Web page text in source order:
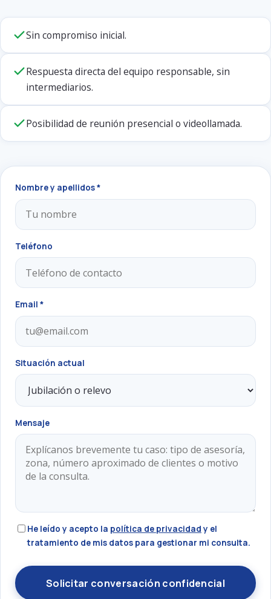
Sin compromiso inicial.
Respuesta directa del equipo responsable, sin
intermediarios.
Posibilidad de reunión presencial o videollamada.
Nombre y apellidos *
Teléfono
Email *
Situación actual
Mensaje
He leído y acepto la política de privacidad y el
tratamiento de mis datos para gestionar mi consulta.
Solicitar conversación confidencial